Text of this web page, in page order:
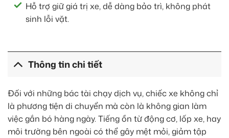
Hỗ trợ giữ giá trị xe, dễ dàng bảo trì, không phát
sinh lỗi vặt.
Thông tin chi tiết
Đối với những bác tài chạy dịch vụ, chiếc xe không chỉ
là phương tiện di chuyển mà còn là không gian làm
việc gắn bó hàng ngày. Tiếng ồn từ động cơ, lốp xe, hay
môi trường bên ngoài có thể gây mệt mỏi, giảm tập